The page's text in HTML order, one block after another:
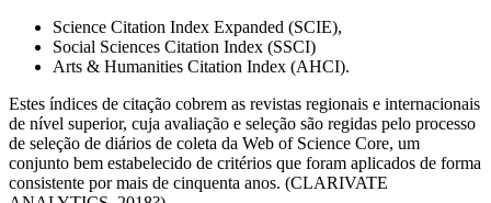
Science Citation Index Expanded (SCIE),
Social Sciences Citation Index (SSCI)
Arts & Humanities Citation Index (AHCI).
Estes índices de citação cobrem as revistas regionais e internacionais
de nível superior, cuja avaliação e seleção são regidas pelo processo
de seleção de diários de coleta da Web of Science Core, um
conjunto bem estabelecido de critérios que foram aplicados de forma
consistente por mais de cinquenta anos. (CLARIVATE